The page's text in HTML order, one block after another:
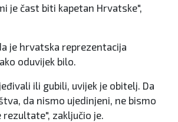
je čast biti kapetan Hrvatske",
je hrvatska reprezentacija
oduvijek bilo.
ili gubili, uvijek je obitelj. Da
da nismo ujedinjeni, ne bismo
zaključio je.